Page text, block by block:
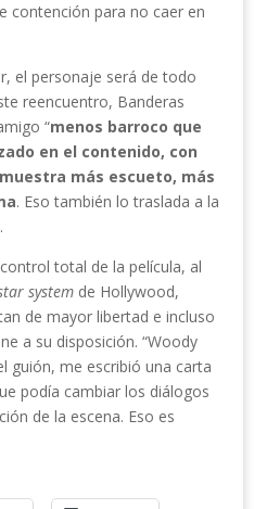
contención para no caer en
el personaje será de todo
reencuentro, Banderas
“menos barroco que
en el contenido, con
más escueto, más
. Eso también lo traslada a la
total de la película, al
system de Hollywood,
de mayor libertad e incluso
a su disposición. “Woody
guión, me escribió una carta
podía cambiar los diálogos
de la escena. Eso es